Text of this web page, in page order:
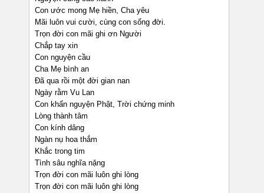
Con ước mong Mẹ hiền, Cha yêu
Mãi luôn vui cười, cùng con sống đời.
Trọn đời con mãi ghi ơn Người
Chắp tay xin
Con nguyện cầu
Cha Mẹ bình an
Đã qua rồi một đời gian nan
Ngày rằm Vu Lan
Con khấn nguyện Phật, Trời chứng minh
Lòng thành tâm
Con kính dâng
Ngàn nụ hoa thắm
Khắc trong tim
Tình sâu nghĩa nặng
Trọn đời con mãi luôn ghi lòng
Trọn đời con mãi luôn ghi lòng